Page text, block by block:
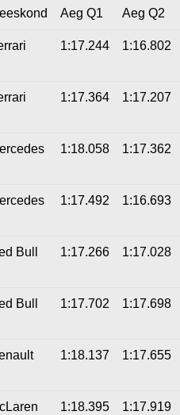
Aeg Q1 Aeg Q2
1:17.244 1:16.802
1:17.364 1:17.207
1:18.058 1:17.362
1:17.492 1:16.693
Bull 1:17.266 1:17.028
Bull 1:17.702 1:17.698
1:18.137 1:17.655
1:18.395 1:17.919